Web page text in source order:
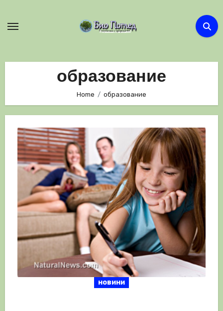
образование
Home образование
новини